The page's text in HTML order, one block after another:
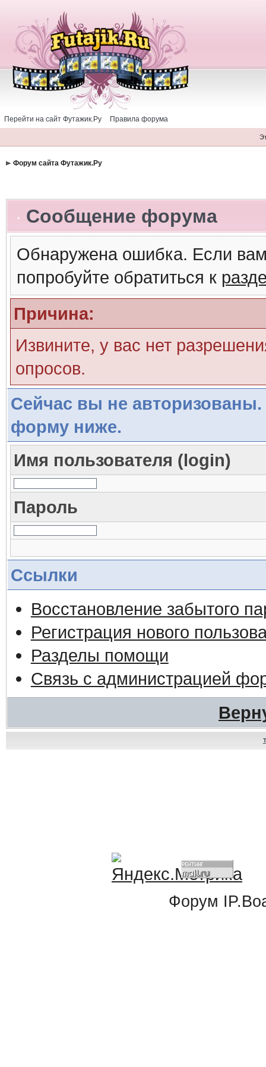
Перейти на сайт Футажик.Ру Правила форума
Форум сайта Футажик.Ру
Сообщение форума
Обнаружена ошибка. Если
попробуйте обратиться к
Причина:
Извините, у вас нет
опросов.
Сейчас вы не авторизованы.
форму ниже.
Имя пользователя (login)
Пароль
Ссылки
Восстановление забытого
Регистрация нового
Разделы помощи
Связь с администрацией
Форум